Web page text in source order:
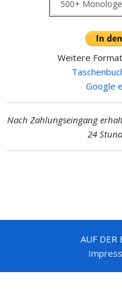
Weitere
Google
Nach Zahlungseingang
24
AUF